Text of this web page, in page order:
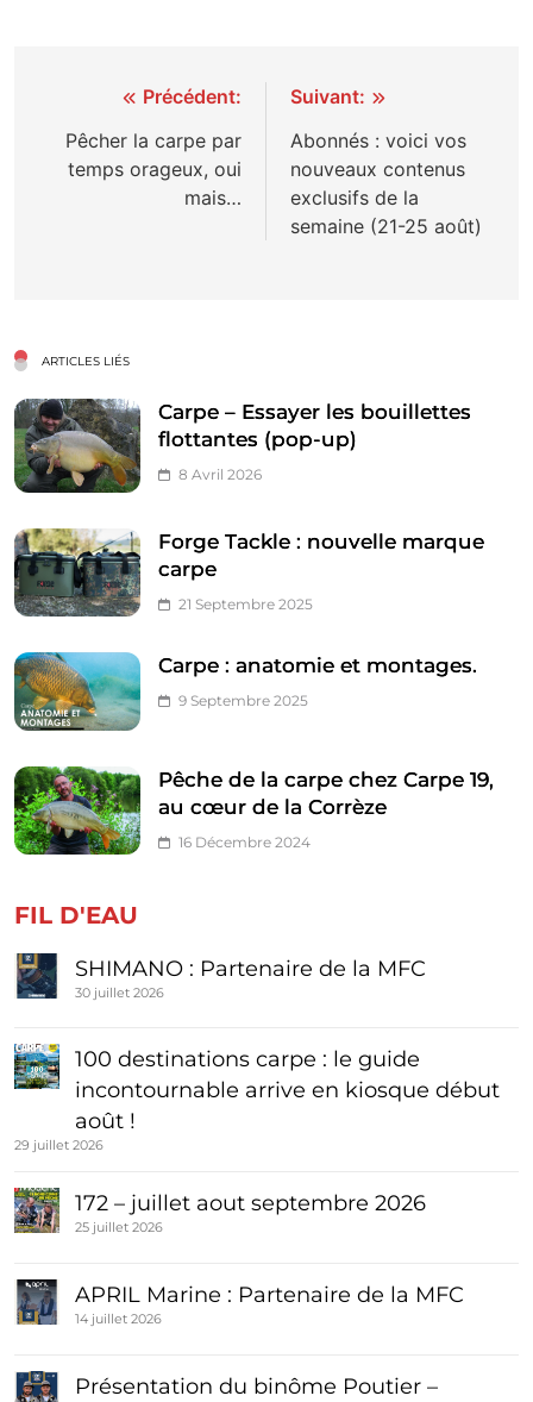
Navigation
de
l’article
Précédent:
Pêcher la carpe par
temps orageux, oui
mais…
Suivant:
Abonnés : voici vos
nouveaux contenus
exclusifs de la
semaine (21-25 août)
ARTICLES LIÉS
Carpe – Essayer les bouillettes
flottantes (pop-up)
8 Avril 2026
Forge Tackle : nouvelle marque
carpe
21 Septembre 2025
Carpe : anatomie et montages.
9 Septembre 2025
Pêche de la carpe chez Carpe 19,
au cœur de la Corrèze
16 Décembre 2024
FIL D'EAU
SHIMANO : Partenaire de la MFC
30 juillet 2026
100 destinations carpe : le guide
incontournable arrive en kiosque début
août !
29 juillet 2026
172 – juillet aout septembre 2026
25 juillet 2026
APRIL Marine : Partenaire de la MFC
14 juillet 2026
Présentation du binôme Poutier –